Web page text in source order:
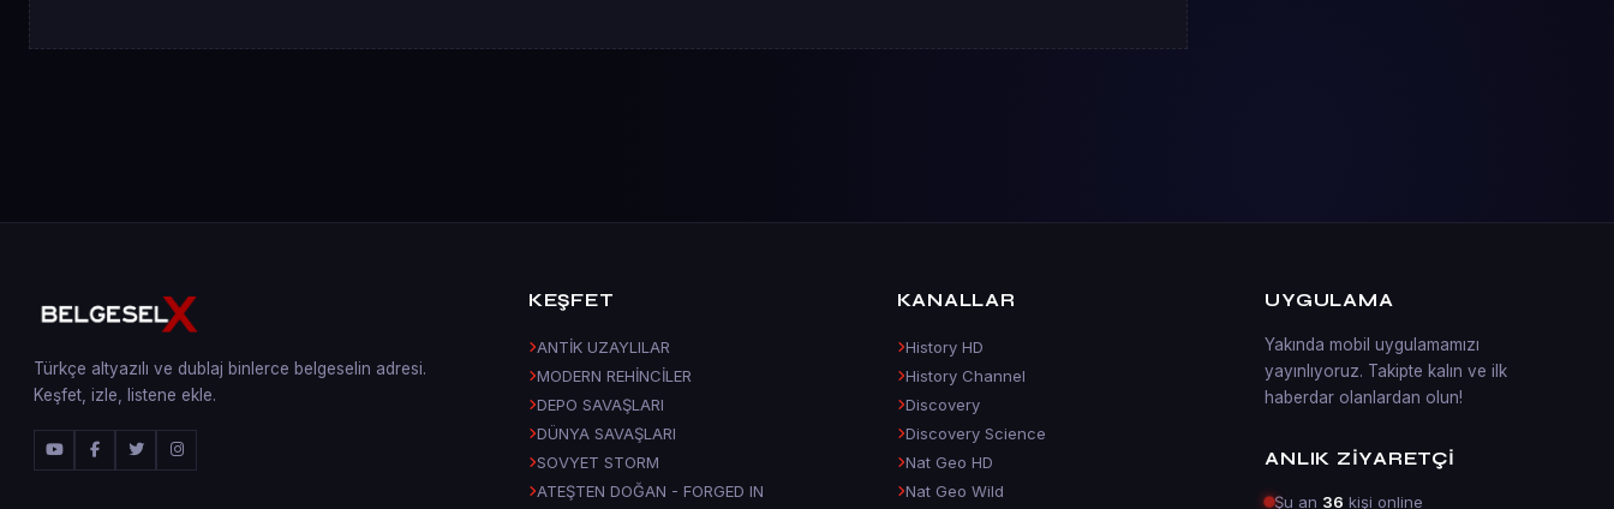
Türkçe altyazılı ve dublaj binlerce belgeselin adresi.
Keşfet, izle, listene ekle.
KEŞFET
ANTİK UZAYLILAR
MODERN REHİNCİLER
DEPO SAVAŞLARI
DÜNYA SAVAŞLARI
SOVYET STORM
ATEŞTEN DOĞAN - FORGED IN
KANALLAR
History HD
History Channel
Discovery
Discovery Science
Nat Geo HD
Nat Geo Wild
UYGULAMA
Yakında mobil uygulamamızı
yayınlıyoruz. Takipte kalın ve ilk
haberdar olanlardan olun!
ANLIK ZIYARETÇI
Şu an 36 kişi online